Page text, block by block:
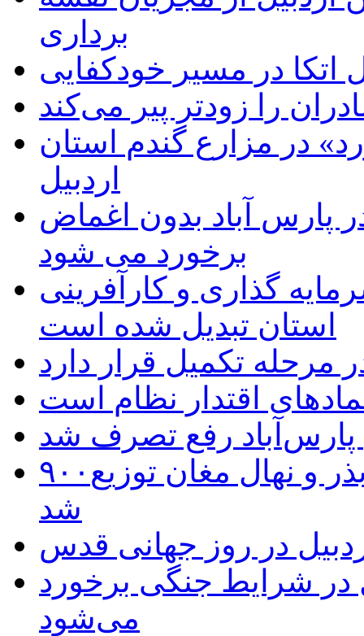
برداری
در مسیر خودکفایی
را زودتر پیر می‌کند
در مزارع گندم استان
اردبیل
پارس آباد بدون اغماض
برخورد می شود
گذاری و کارآفرینی
استان تبدیل شده است
مرحله تکمیل قرار دارد
اقتدار نظام است
پارس‌آباد رفع تصرف شد
۹۰۰هزار اصله نهال توسط ایستگاه بذر و نهال مغان توزیع
شد
در روز جهانی قدس
در شرایط جنگی برخورد
می‌شود